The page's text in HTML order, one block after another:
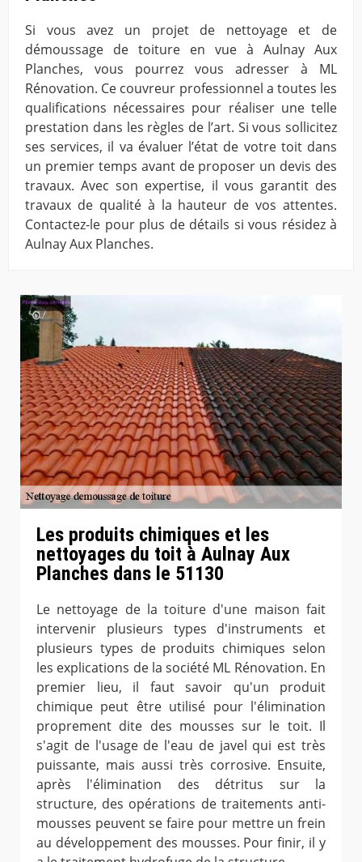
Si vous avez un projet de nettoyage et de
démoussage de toiture en vue à Aulnay Aux
Planches, vous pourrez vous adresser à ML
Rénovation. Ce couvreur professionnel a toutes les
qualifications nécessaires pour réaliser une telle
prestation dans les règles de l’art. Si vous sollicitez
ses services, il va évaluer l’état de votre toit dans
un premier temps avant de proposer un devis des
travaux. Avec son expertise, il vous garantit des
travaux de qualité à la hauteur de vos attentes.
Contactez-le pour plus de détails si vous résidez à
Aulnay Aux Planches.
Les produits chimiques et les
nettoyages du toit à Aulnay Aux
Planches dans le 51130
Le nettoyage de la toiture d'une maison fait
intervenir plusieurs types d'instruments et
plusieurs types de produits chimiques selon
les explications de la société ML Rénovation. En
premier lieu, il faut savoir qu'un produit
chimique peut être utilisé pour l'élimination
proprement dite des mousses sur le toit. Il
s'agit de l'usage de l'eau de javel qui est très
puissante, mais aussi très corrosive. Ensuite,
après l'élimination des détritus sur la
structure, des opérations de traitements anti-
mousses peuvent se faire pour mettre un frein
au développement des mousses. Pour finir, il y